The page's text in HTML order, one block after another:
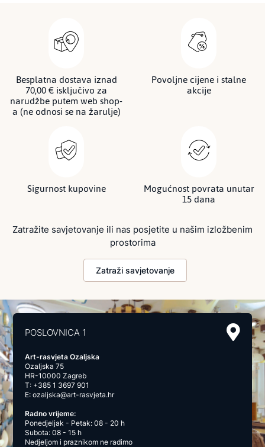
Besplatna dostava iznad
70,00 € isključivo za
narudžbe putem web shop-
a (ne odnosi se na žarulje)
Povoljne cijene i stalne
akcije
Sigurnost kupovine Mogućnost povrata unutar
15 dana
Zatražite savjetovanje ili nas posjetite u našim izložbenim
prostorima
Zatraži savjetovanje
POSLOVNICA 1
Art-rasvjeta Ozaljska
Ozaljska 75
HR-10000 Zagreb
T: +385 1 3697 901
E:ozaljska@art-rasvjeta.hr
Radno vrijeme:
Ponedjeljak - Petak: 08 - 20 h
Subota: 08 - 15 h
Nedjeljom i praznikom ne radimo